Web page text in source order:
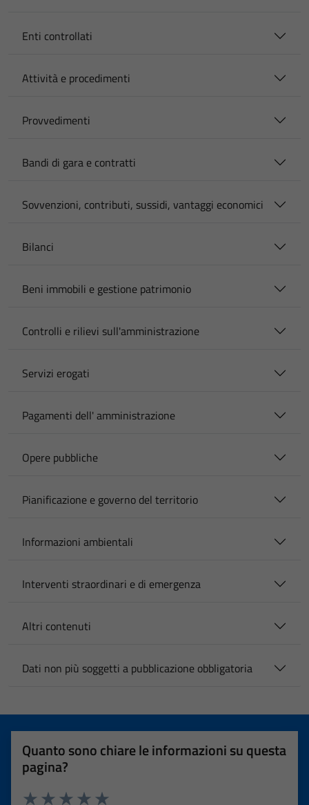
Enti controllati
Attività e procedimenti
Provvedimenti
Bandi di gara e contratti
Sovvenzioni, contributi, sussidi, vantaggi economici
Bilanci
Beni immobili e gestione patrimonio
Controlli e rilievi sull'amministrazione
Servizi erogati
Pagamenti dell' amministrazione
Opere pubbliche
Pianificazione e governo del territorio
Informazioni ambientali
Interventi straordinari e di emergenza
Altri contenuti
Dati non più soggetti a pubblicazione obbligatoria
Quanto sono chiare le informazioni su questa
pagina?